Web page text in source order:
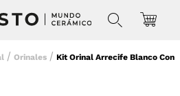
Orinales
Kit Orinal Arrecife Blanco Con